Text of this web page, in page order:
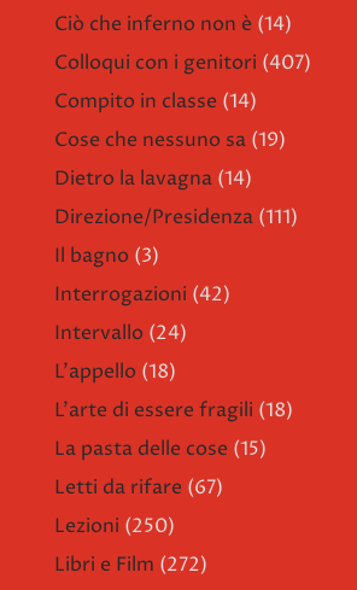
Ciò che inferno non è (14)
Colloqui con i genitori (407)
Compito in classe (14)
Cose che nessuno sa (19)
Dietro la lavagna (14)
Direzione/Presidenza (111)
Il bagno (3)
Interrogazioni (42)
Intervallo (24)
L'appello (18)
L'arte di essere fragili (18)
La pasta delle cose (15)
Letti da rifare (67)
Lezioni (250)
Libri e Film (272)